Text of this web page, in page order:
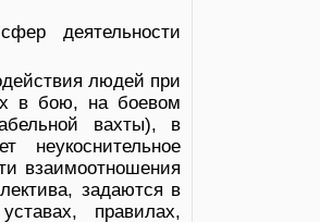
деятельности
людей при
в бою, на боевом
вахты), в
неукоснительное
взаимоотношения
задаются в
правилах,